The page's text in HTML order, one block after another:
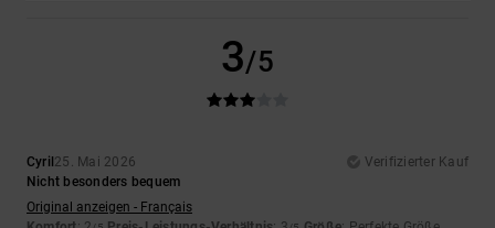
3/5
Cyril 25. Mai 2026
Verifizierter Kauf
Nicht besonders bequem
Original anzeigen - Français